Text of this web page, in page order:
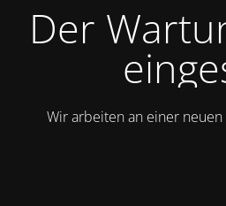
Der
Wir arbeiten an einer